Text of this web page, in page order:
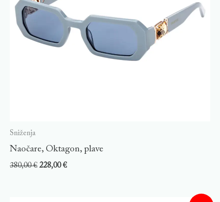
Sniženja
Naočare, Oktagon, plave
380,00€ 228,00€